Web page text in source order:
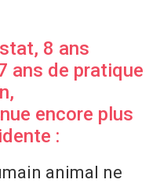
8 ans
ans de pratique
encore plus
:
animal ne